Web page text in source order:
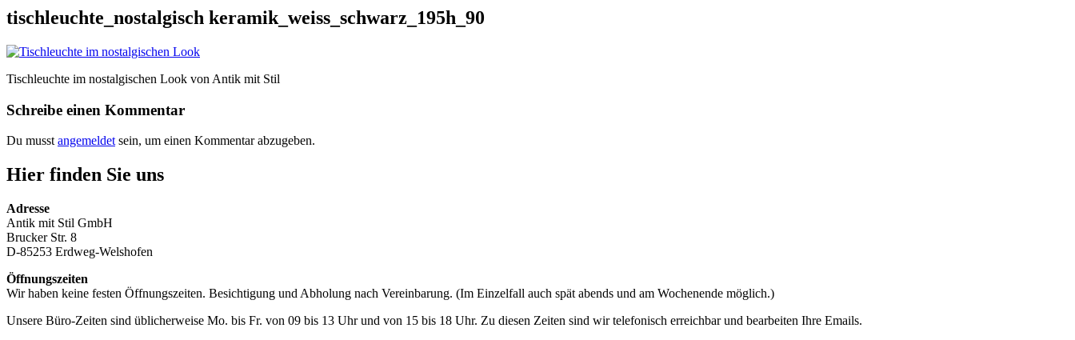
tischleuchte_nostalgisch keramik_weiss_schwarz_195h_90
Tischleuchte im nostalgischen Look von Antik mit Stil
Schreibe einen Kommentar
Du musst angemeldet sein, um einen Kommentar abzugeben.
Hier finden Sie uns
Adresse
Antik mit Stil GmbH
Brucker Str. 8
D-85253 Erdweg-Welshofen
Öffnungszeiten
Wir haben keine festen Öffnungszeiten. Besichtigung und Abholung nach Vereinbarung. (Im Einzelfall auch spät abends und am Wochenende möglich.)
Unsere Büro-Zeiten sind üblicherweise Mo. bis Fr. von 09 bis 13 Uhr und von 15 bis 18 Uhr. Zu diesen Zeiten sind wir telefonisch erreichbar und bearbeiten Ihre Emails.